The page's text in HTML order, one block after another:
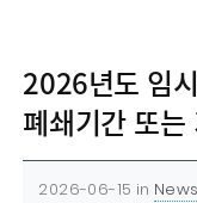
2026년도 임
폐쇄기간 또는
2026-06-15 in News